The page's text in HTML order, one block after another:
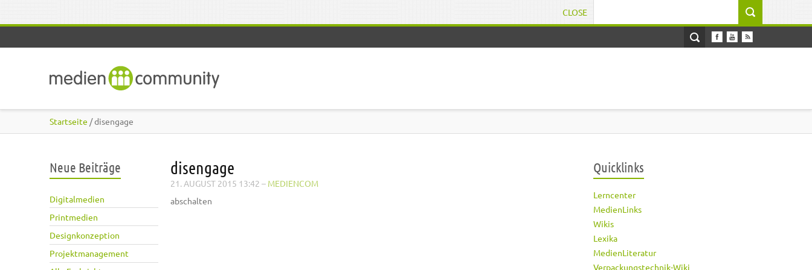
CLOSE
Startseite / disengage
Neue Beiträge
Digitalmedien
Printmedien
Designkonzeption
Projektmanagement
disengage
21. AUGUST 2015 13:42 – MEDIENCOM
abschalten
Quicklinks
Lerncenter
MedienLinks
Wikis
Lexika
MedienLiteratur
Verpackungstechnik-Wiki